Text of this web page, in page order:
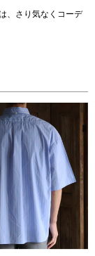
、さり気なくコーデ